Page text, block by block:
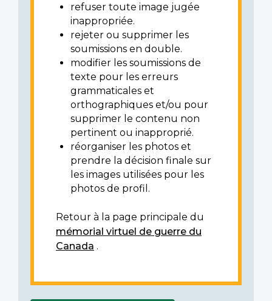
refuser toute image jugée
inappropriée.
rejeter ou supprimer les
soumissions en double.
modifier les soumissions de
texte pour les erreurs
grammaticales et
orthographiques et/ou pour
supprimer le contenu non
pertinent ou inapproprié.
réorganiser les photos et
prendre la décision finale sur
les images utilisées pour les
photos de profil.
Retour à la page principale du
mémorial virtuel de guerre du
Canada .